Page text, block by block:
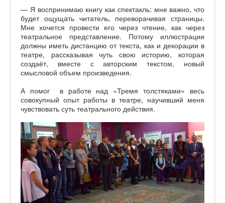
— Я воспринимаю книгу как спектакль: мне важно, что
будет ощущать читатель, переворачивая страницы.
Мне хочется провести его через чтение, как через
театральное представление. Потому иллюстрации
должны иметь дистанцию от текста, как и декорации в
театре, рассказывая чуть свою историю, которая
создаёт, вместе с авторским текстом, новый
смысловой объем произведения.
А помог в работе над «Тремя толстяками» весь
совокупный опыт работы в театре, научивший меня
чувствовать суть театрального действия.